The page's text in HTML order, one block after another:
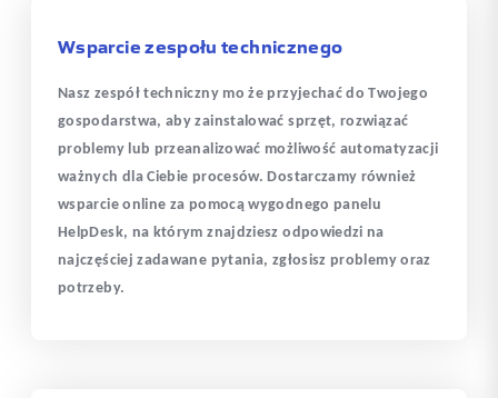
0
Wsparcie zespołu technicznego
Nasz zespół techniczny mo że przyjechać do Twojego
gospodarstwa, aby zainstalować sprzęt, rozwiązać
problemy lub przeanalizować możliwość automatyzacji
ważnych dla Ciebie procesów. Dostarczamy również
wsparcie online za pomocą wygodnego panelu
HelpDesk, na którym znajdziesz odpowiedzi na
najczęściej zadawane pytania, zgłosisz problemy oraz
potrzeby.